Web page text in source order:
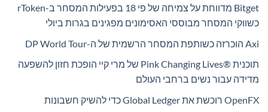
Bitget מדווחת על צמיחה של פי 18 בפעילות המסחר ב-rToken
כשווקי המסחר מבוססי האסימונים מפגינים בגרות ביולי
Axi הוכרזה כשותפת המסחר הרשמית של ה-DP World Tour
תוכנית Pink Changing Lives®‎ של מרי קיי הופכת חזון להשפעה
מדידה עבור נשים ברחבי העולם
OpenFX רוכשת את Global Ledger כדי להשיק חשבונות